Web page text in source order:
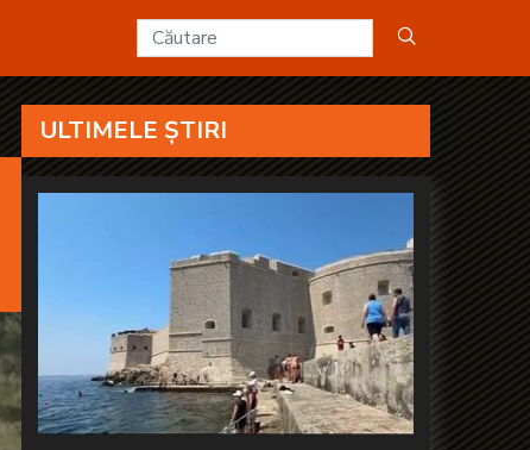
ULTIMELE ȘTIRI